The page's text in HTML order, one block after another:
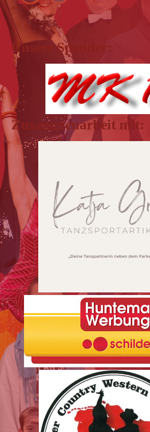
ausstellen.)
Unsere Spender:
Zusammenarbeit mit: